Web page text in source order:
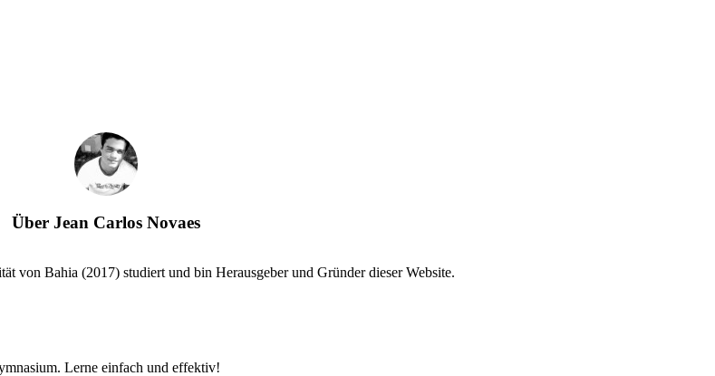
Über Jean Carlos Novaes
von Bahia (2017) studiert und bin Herausgeber und Gründer dieser Website.
Lerne einfach und effektiv!